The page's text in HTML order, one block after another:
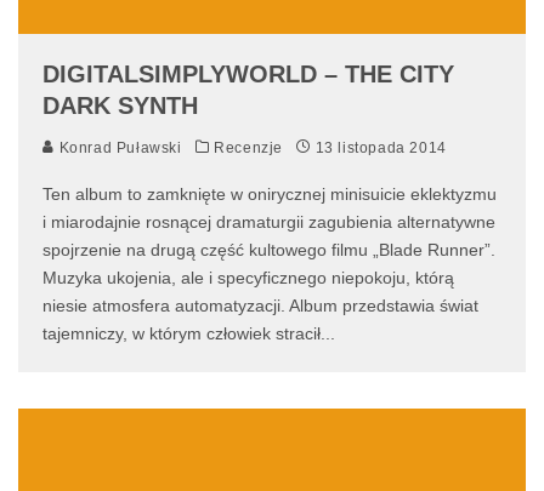
DIGITALSIMPLYWORLD – THE CITY
DARK SYNTH
Konrad Puławski Recenzje 13 listopada 2014
Ten album to zamknięte w onirycznej minisuicie eklektyzmu
i miarodajnie rosnącej dramaturgii zagubienia alternatywne
spojrzenie na drugą część kultowego filmu „Blade Runner”.
Muzyka ukojenia, ale i specyficznego niepokoju, którą
niesie atmosfera automatyzacji. Album przedstawia świat
tajemniczy, w którym człowiek stracił